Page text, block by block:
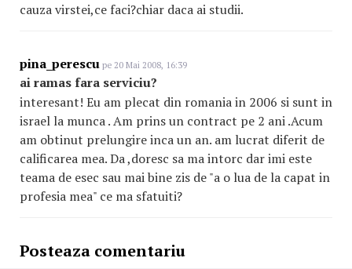
cauza virstei,ce faci?chiar daca ai studii.
pina_perescu pe 20 Mai 2008, 16:39
ai ramas fara serviciu?
interesant! Eu am plecat din romania in 2006 si sunt in
israel la munca . Am prins un contract pe 2 ani .Acum
am obtinut prelungire inca un an. am lucrat diferit de
calificarea mea. Da ,doresc sa ma intorc dar imi este
teama de esec sau mai bine zis de "a o lua de la capat in
profesia mea" ce ma sfatuiti?
Posteaza comentariu